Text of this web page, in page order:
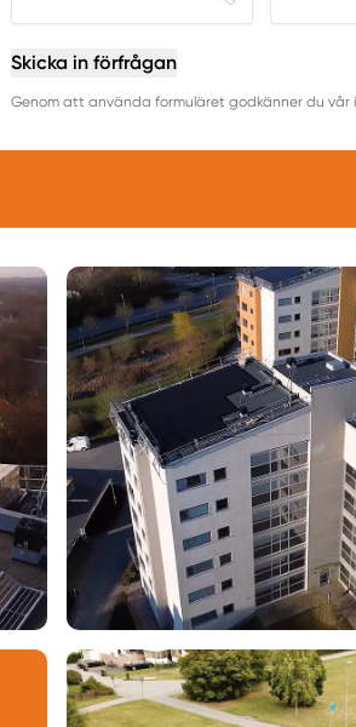
Skicka in förfrågan
Genom att använda formuläret godkänner du vår